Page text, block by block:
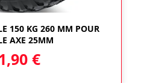
150 KG 260 MM POUR
AXE 25MM
€